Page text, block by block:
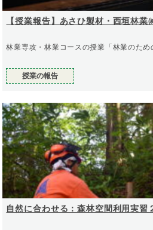
【授業報告】あさひ製材・西垣林
林業専攻・林業コースの授業「林業のた
授業の報告
自然に合わせる：森林空間利用実習